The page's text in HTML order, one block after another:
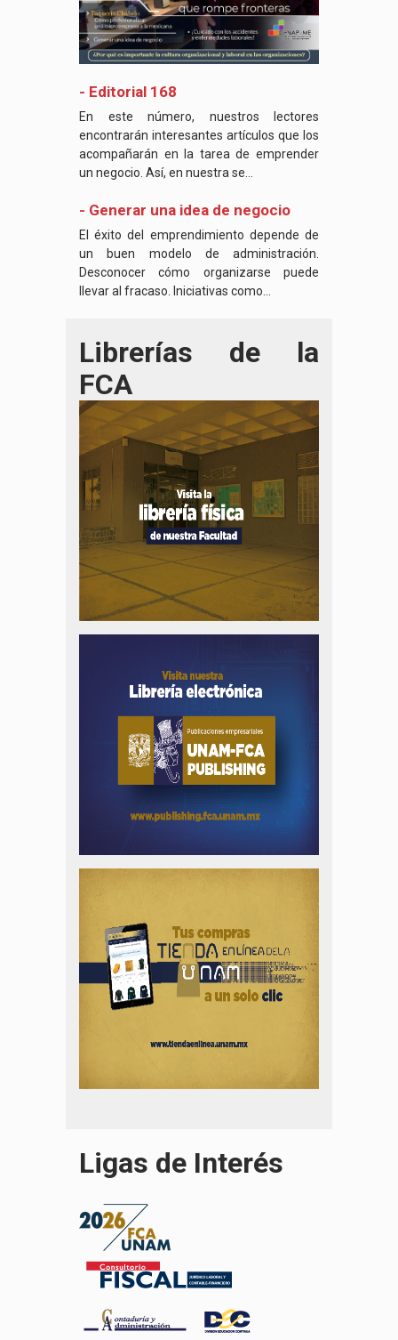
- Editorial 168
En este número, nuestros lectores
encontrarán interesantes artículos que los
acompañarán en la tarea de emprender
un negocio. Así, en nuestra se...
- Generar una idea de negocio
El éxito del emprendimiento depende de
un buen modelo de administración.
Desconocer cómo organizarse puede
llevar al fracaso. Iniciativas como...
Librerías de la
FCA
Ligas de Interés